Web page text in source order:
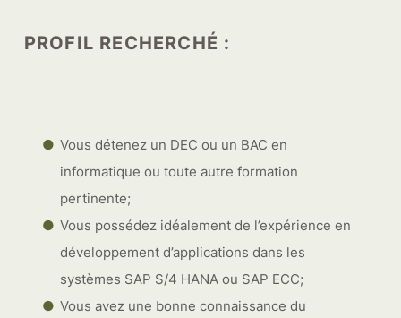
PROFIL RECHERCHÉ :
Vous détenez un DEC ou un BAC en
informatique ou toute autre formation
pertinente;
Vous possédez idéalement de l’expérience en
développement d’applications dans les
systèmes SAP S/4 HANA ou SAP ECC;
Vous avez une bonne connaissance du